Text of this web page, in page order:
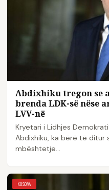
Abdixhiku tregon se
brenda LDK-së nëse
LVV-në
Kryetari i Lidhjes
Abdixhiku, ka bërë të
mbështetje…
KOSOVA